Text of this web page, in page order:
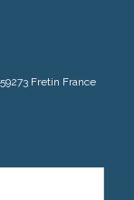
Fretin France